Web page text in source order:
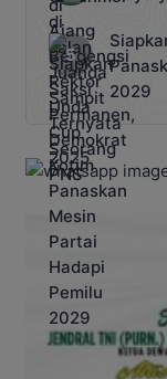
2029